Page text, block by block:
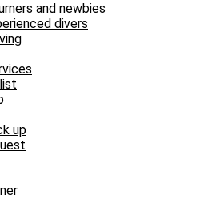
and newbies
divers
up